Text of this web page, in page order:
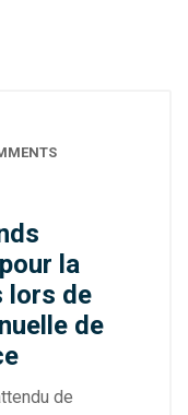
la
lors de
de
de